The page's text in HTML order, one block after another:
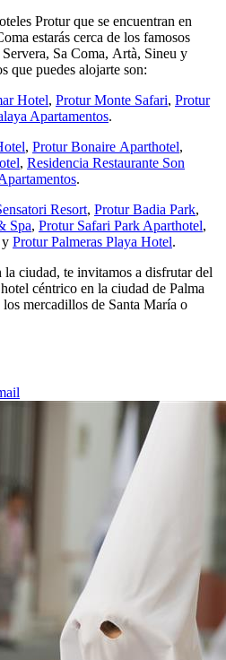
Protur que se encuentran en
estarás cerca de los famosos
Sa Coma, Artà, Sineu y
que puedes alojarte son:
Hotel, Protur Monte Safari, Protur
Apartamentos.
, Protur Bonaire Aparthotel,
, Residencia Restaurante Son
.
Resort, Protur Badia Park,
Spa, Protur Safari Park Aparthotel,
y Protur Palmeras Playa Hotel.
la ciudad, te invitamos a disfrutar del
céntrico en la ciudad de Palma
mercadillos de Santa María o